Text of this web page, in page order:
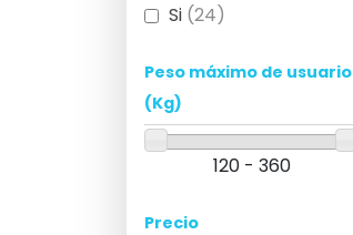
Si (24)
Peso máximo de usuario
(Kg)
120 - 360
Precio